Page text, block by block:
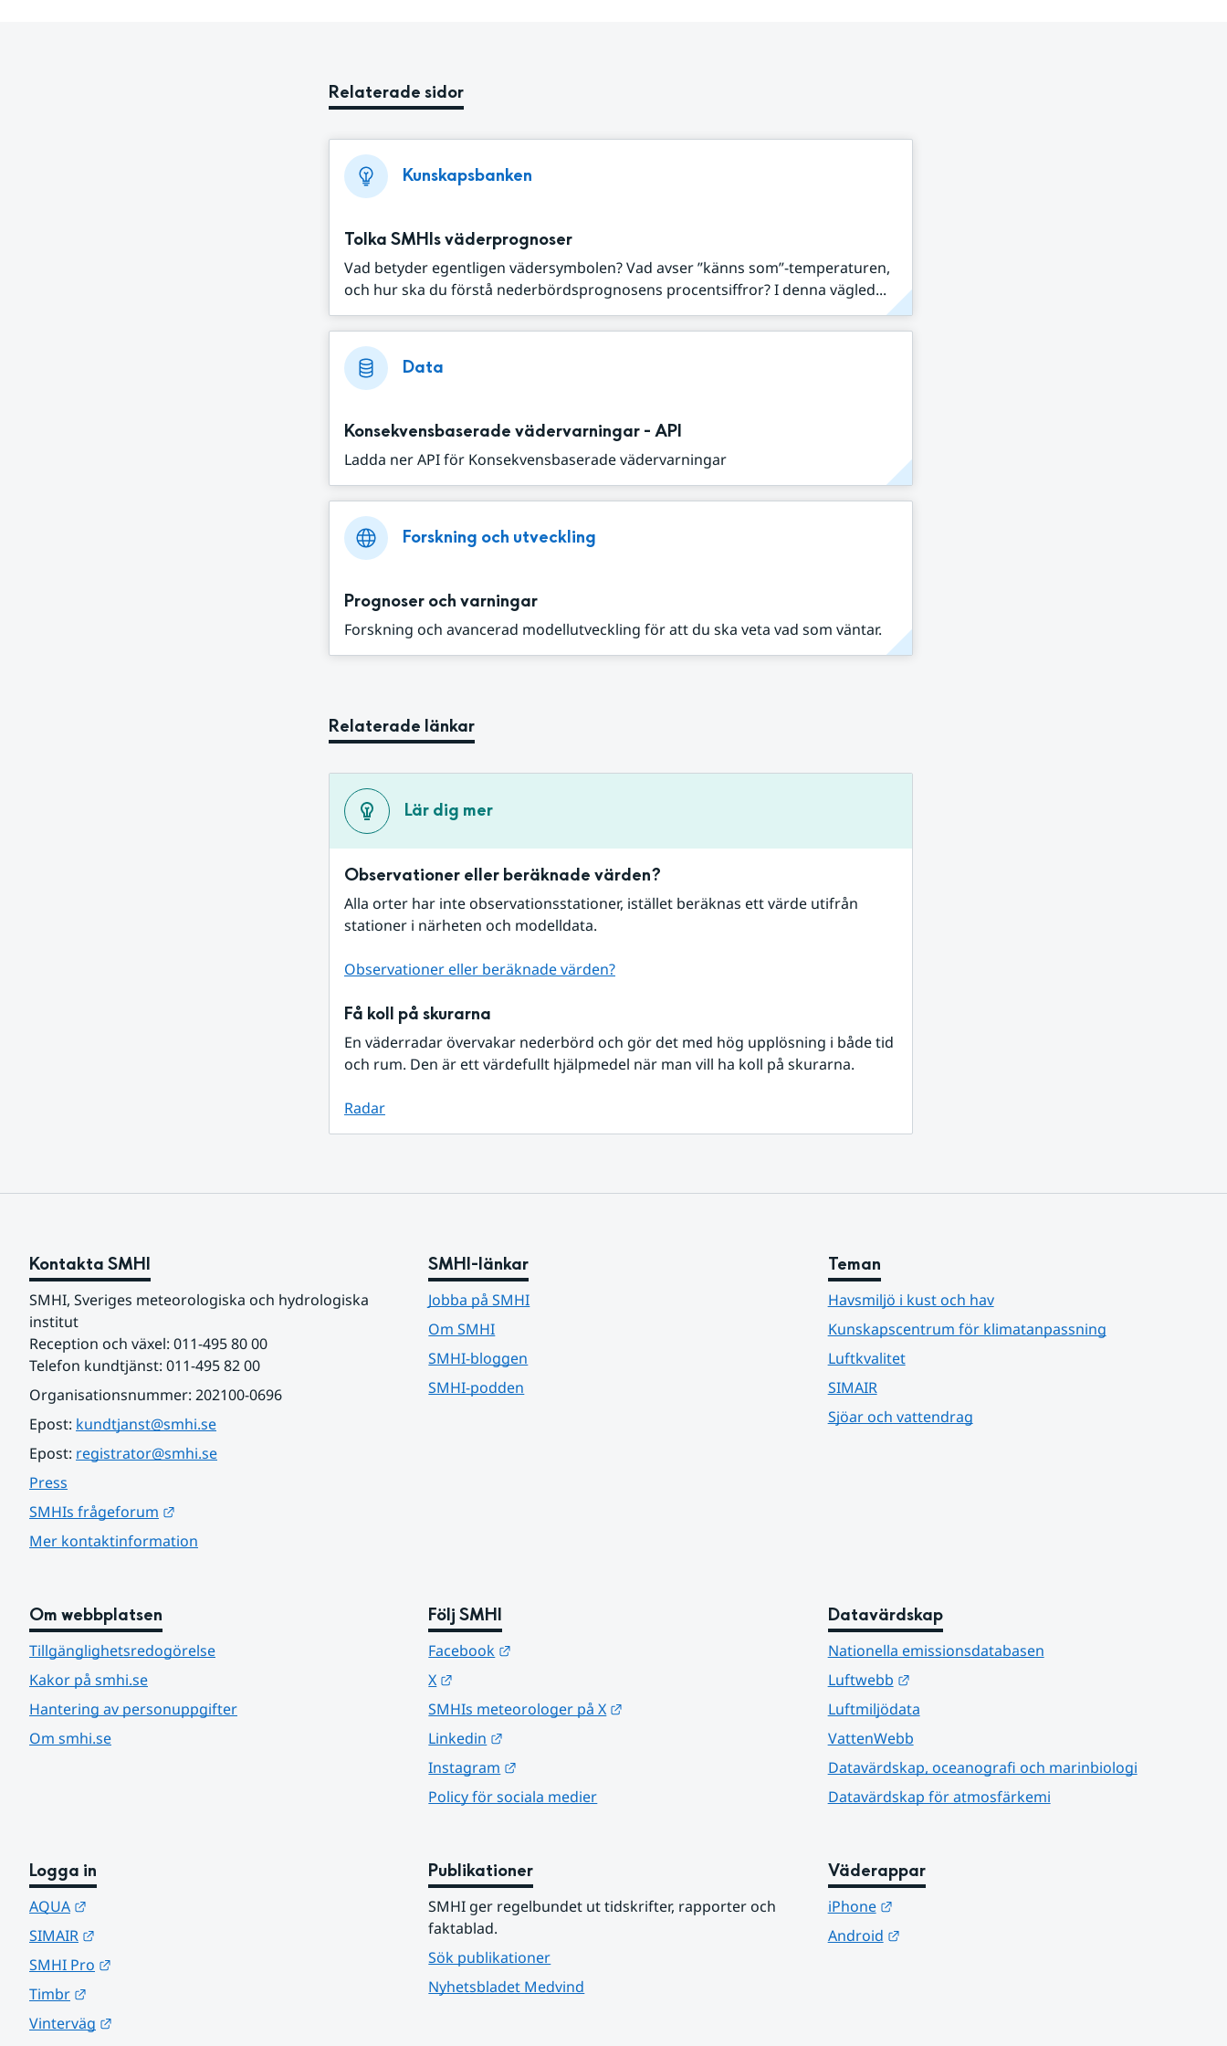
Relaterade sidor
Kunskapsbanken
Tolka SMHIs väderprognoser
Vad betyder egentligen vädersymbolen? Vad avser ”känns som”-temperaturen,
och hur ska du förstå nederbördsprognosens procentsiffror? I denna vägled...
Data
Konsekvensbaserade vädervarningar - API
Ladda ner API för Konsekvensbaserade vädervarningar
Forskning och utveckling
Prognoser och varningar
Forskning och avancerad modellutveckling för att du ska veta vad som väntar.
Relaterade länkar
Lär dig mer
Observationer eller beräknade värden?
Alla orter har inte observationsstationer, istället beräknas ett värde utifrån
stationer i närheten och modelldata.
Observationer eller beräknade värden?
Få koll på skurarna
En väderradar övervakar nederbörd och gör det med hög upplösning i både tid
och rum. Den är ett värdefullt hjälpmedel när man vill ha koll på skurarna.
Radar
Kontakta SMHI
SMHI, Sveriges meteorologiska och hydrologiska
institut
Reception och växel: 011-495 80 00
Telefon kundtjänst: 011-495 82 00
Organisationsnummer: 202100-0696
Epost: kundtjanst@smhi.se
Epost: registrator@smhi.se
Press
SMHIs frågeforum
Mer kontaktinformation
SMHI-länkar
Jobba på SMHI
Om SMHI
SMHI-bloggen
SMHI-podden
Teman
Havsmiljö i kust och hav
Kunskapscentrum för klimatanpassning
Luftkvalitet
SIMAIR
Sjöar och vattendrag
Om webbplatsen
Tillgänglighetsredogörelse
Kakor på smhi.se
Hantering av personuppgifter
Om smhi.se
Följ SMHI
Facebook
X
SMHIs meteorologer på X
Linkedin
Instagram
Policy för sociala medier
Datavärdskap
Nationella emissionsdatabasen
Luftwebb
Länk till annan webbplats.
Luftmiljödata
VattenWebb
Datavärdskap, oceanografi och marinbiologi
Datavärdskap för atmosfärkemi
Logga in
AQUA
SIMAIR
SMHI Pro
Timbr
Vinterväg
Publikationer
SMHI ger regelbundet ut tidskrifter, rapporter och
faktablad.
Sök publikationer
Nyhetsbladet Medvind
Väderappar
iPhone
Länk till annan webbplats.
Android
Länk till annan webbplats.